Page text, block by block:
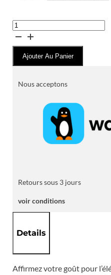
quantité
de
Souliers
Boucle
Ajouter Au Panier
Nous acceptons
Retours sous 3 jours
voir conditions
Details
Affirmez votre goût pour